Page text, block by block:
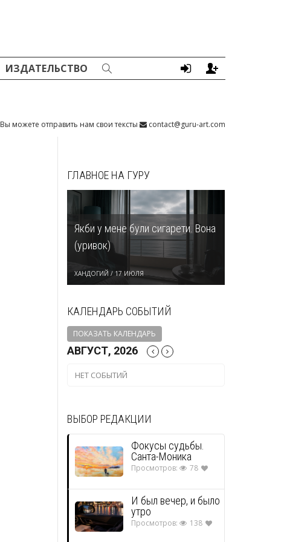
ИЗДАТЕЛЬСТВО
Вы можете отправить нам свои тексты contact@guru-art.com
ГЛАВНОЕ НА ГУРУ
Якби у мене були сигарети. Вона
(уривок)
ХАНДОГИЙ / 17 ИЮЛЯ
КАЛЕНДАРЬ СОБЫТИЙ
ПОКАЗАТЬ КАЛЕНДАРЬ
АВГУСТ, 2026
НЕТ СОБЫТИЙ
ВЫБОР РЕДАКЦИИ
Фокусы судьбы.
Санта-Моника
Просмотров: 78
И был вечер, и было
утро
Просмотров: 138